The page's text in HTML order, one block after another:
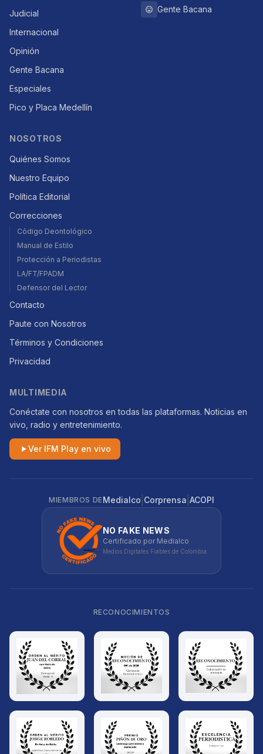
Judicial
Internacional
Opinión
Gente Bacana
Especiales
Pico y Placa Medellín
Gente Bacana
NOSOTROS
Quiénes Somos
Nuestro Equipo
Política Editorial
Correcciones
Código Deontológico
Manual de Estilo
Protección a Periodistas
LA/FT/FPADM
Defensor del Lector
Contacto
Paute con Nosotros
Términos y Condiciones
Privacidad
MULTIMEDIA
Conéctate con nosotros en todas las plataformas. Noticias en
vivo, radio y entretenimiento.
Ver IFM Play en vivo
MIEMBROS DEMedialco Corprensa ACOPI
NO FAKE NEWS
Certificado por Medialco
Medios Digitales Fiables de Colombia
RECONOCIMIENTOS